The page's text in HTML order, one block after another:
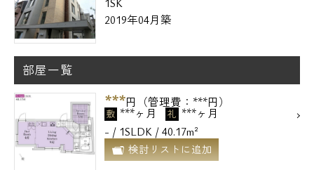
2019年04月築
部屋一覧
***円（管理費：***円）
敷 ***ヶ月 礼 ***ヶ月
- / 1SLDK / 40.17m²
検討リストに追加